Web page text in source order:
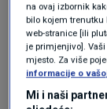
Podsjetio je
na ovaj izbornik
bilo kojem trenutku
web-stranice [ili
je primjenjivo].
mjesto. Za više
informacije o
Mi i naši